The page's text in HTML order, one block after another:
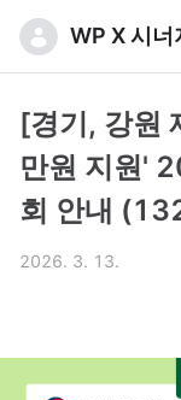
WP X 시너
[경기, 강원
만원 지원'
회 안내
2026. 3. 13.